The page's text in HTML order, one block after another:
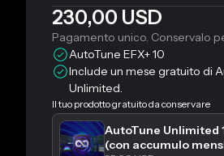
230,00 USD
Pagamento unico. Conservalo
AutoTune EFX+ 10
Include un mese gratuito di
Unlimited.
Il tuo prodotto gratuito da conservare
AutoTune Unlimited
(con accumulo